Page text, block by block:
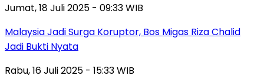
Jumat, 18 Juli 2025 - 09:33 WIB
Malaysia Jadi Surga Koruptor, Bos Migas Riza Chalid
Jadi Bukti Nyata
Rabu, 16 Juli 2025 - 15:33 WIB